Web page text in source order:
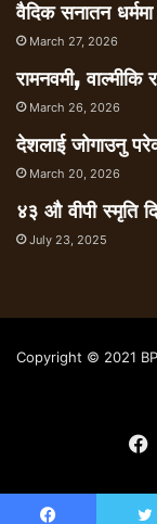
वैदिक सनातन धर्ममा
March 27, 2026
रामनवमी, वाल्मीकि
March 26, 2026
देशलाई जोगाउनु
March 20, 2026
४३ औ वीपी स्मृति
July 23, 2025
Copyright © 2021